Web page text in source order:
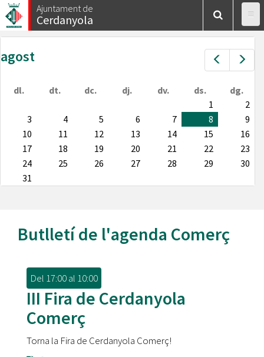
Vés
al
contingut
Ajuntament de
Cerdanyola
Prev
agost
dl. dt. dc. dj. dv. ds.
dg.
1
2
3
4 5 6 7 8
9
10
11 12 13 14 15
16
17
18 19 20 21 22
23
24
25 26 27 28 29
30
31
Butlletí de l'agenda Comerç
Del 17:00al 10:00
III Fira de Cerdanyola
Comerç
Torna la Fira de Cerdanyola Comerç!